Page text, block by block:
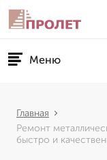
Меню
Главная
Ремонт
быстро и